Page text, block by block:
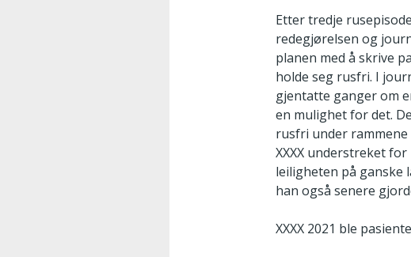
Etter tredje
redegjørelsen og
planen med å skrive
holde seg rusfri. I
gjentatte ganger om
en mulighet for det.
rusfri under
XXXX understreket
leiligheten på ganske
han også senere
XXXX 2021 ble